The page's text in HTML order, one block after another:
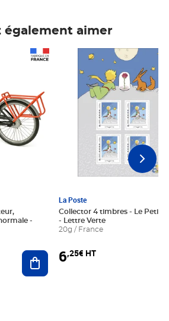
également aimer
Ajouter au panier
La Poste
Collector 4 timbres - Le Petit
- Lettre Verte
20g / France
6,25€ HT
Prix 6,25€ HT